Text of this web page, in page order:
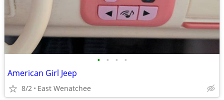
• • • •
American Girl Jeep
8/2 East Wenatchee